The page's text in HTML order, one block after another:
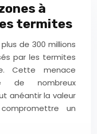
à
termites
de 300 millions
par les termites
Cette menace
de nombreux
anéantir la valeur
un